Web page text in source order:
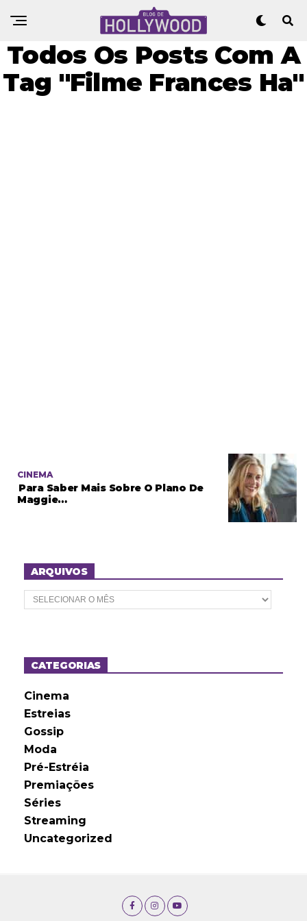
Todos Os Posts Com A
Tag "Filme Frances Ha"
CINEMA
Para Saber Mais Sobre O Plano De
Maggie…
ARQUIVOS
A
r
o
sCATEGORIAS
Cinema
Estreias
Gossip
Moda
Pré-Estréia
Premiações
Séries
Streaming
Uncategorized